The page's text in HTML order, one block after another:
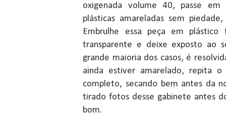
oxigenada volume 40, passe
plásticas amareladas sem
Embrulhe essa peça em
transparente e deixe exposto ao
grande maioria dos casos, é
ainda estiver amarelado, repita o
completo, secando bem antes da
tirado fotos desse gabinete antes
bom.